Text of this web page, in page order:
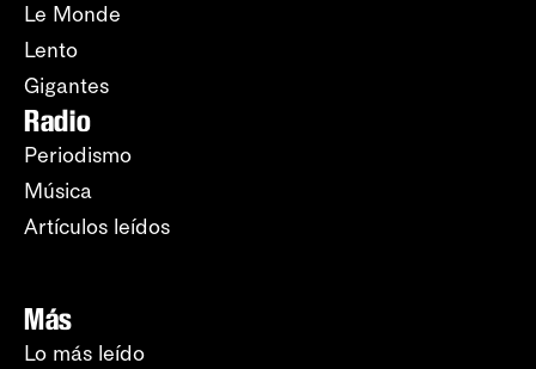
Le Monde
Lento
Gigantes
Radio
Periodismo
Música
Artículos leídos
Más
Lo más leído